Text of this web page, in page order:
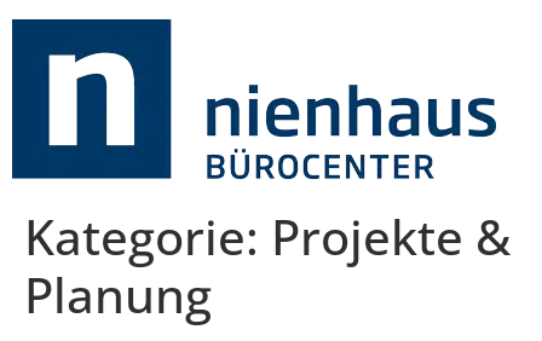
Kategorie: Projekte &
Planung